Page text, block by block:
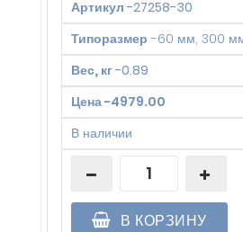
Артикул -27258-30
Типоразмер -60 мм, 300
Вес, кг-0.89
Цена-4979.00
В наличии
В КОРЗИНУ